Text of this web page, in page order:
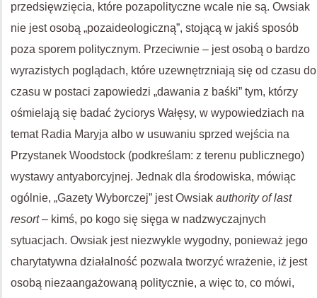
przedsięwzięcia, które pozapolityczne wcale nie są. Owsiak
nie jest osobą „pozaideologiczną”, stojącą w jakiś sposób
poza sporem politycznym. Przeciwnie – jest osobą o bardzo
wyrazistych poglądach, które uzewnętrzniają się od czasu do
czasu w postaci zapowiedzi „dawania z baśki” tym, którzy
ośmielają się badać życiorys Wałęsy, w wypowiedziach na
temat Radia Maryja albo w usuwaniu sprzed wejścia na
Przystanek Woodstock (podkreślam: z terenu publicznego)
wystawy antyaborcyjnej. Jednak dla środowiska, mówiąc
ogólnie, „Gazety Wyborczej” jest Owsiak authority of last
resort– kimś, po kogo się sięga w nadzwyczajnych
sytuacjach. Owsiak jest niezwykle wygodny, ponieważ jego
charytatywna działalność pozwala tworzyć wrażenie, iż jest
osobą niezaangażowaną politycznie, a więc to, co mówi,